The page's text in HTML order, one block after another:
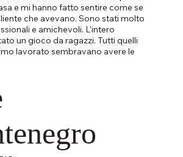
e mi hanno fatto sentire come se
che avevano. Sono stati molto
e amichevoli. L'intero
un gioco da ragazzi. Tutti quelli
lavorato sembravano avere le